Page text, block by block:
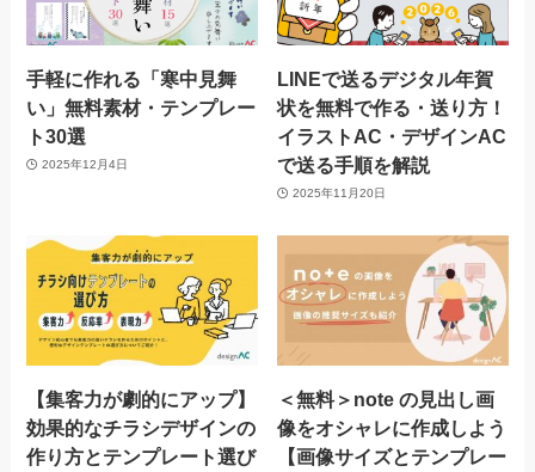
手軽に作れる「寒中見舞
い」無料素材・テンプレー
ト30選
2025年12月4日
LINEで送るデジタル年賀
状を無料で作る・送り方！
イラストAC・デザインAC
で送る手順を解説
2025年11月20日
【集客力が劇的にアップ】
効果的なチラシデザインの
作り方とテンプレート選び
＜無料＞note の見出し画
像をオシャレに作成しよう
【画像サイズとテンプレー